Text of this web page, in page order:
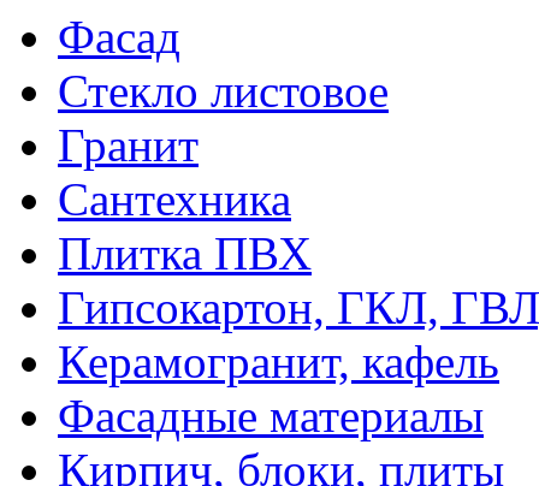
Фасад
Стекло листовое
Гранит
Сантехника
Плитка ПВХ
Гипсокартон, ГКЛ,
Керамогранит, кафель
Фасадные материалы
Кирпич, блоки, плиты